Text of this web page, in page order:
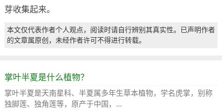
芽收集起来。
本文仅代表作者个人观点，阅读时请自行辨别其真实性。已声明作者
的文章属原创，未经作者许可不得进行转载。
掌叶半夏是什么植物？
掌叶半夏是天南星科、半夏属多年生草本植物，学名虎掌，别称
独脚莲、独角莲等，原产于中国，...